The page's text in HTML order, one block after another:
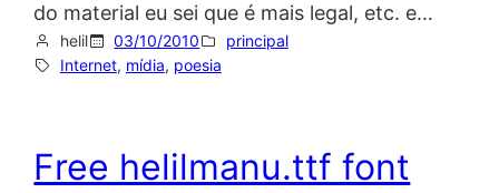
do material eu sei que é mais legal, etc. e…
helil 03/10/2010
principal
Internet, mídia, poesia
Free helilmanu.ttf font